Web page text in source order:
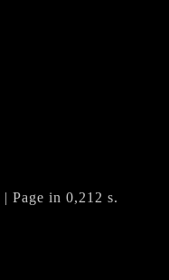
| Page in 0,212 s.